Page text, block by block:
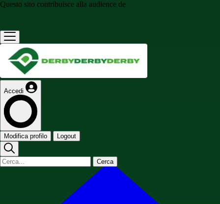
Questo sito contribuisce alla audience de
Accedi
Modifica profilo Logout
Cerca